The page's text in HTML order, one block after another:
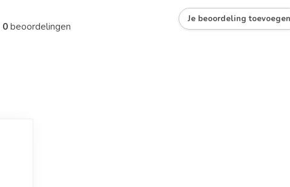
0beoordelingen
Je beoordeling toevoegen